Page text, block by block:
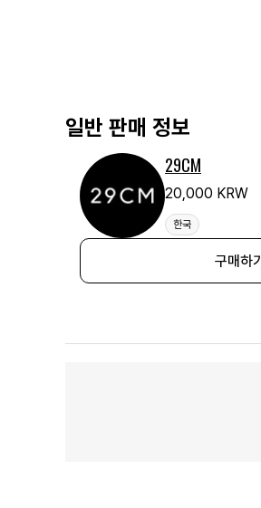
일반 판매 정보
29CM
20,000 KRW
한국
구매하기